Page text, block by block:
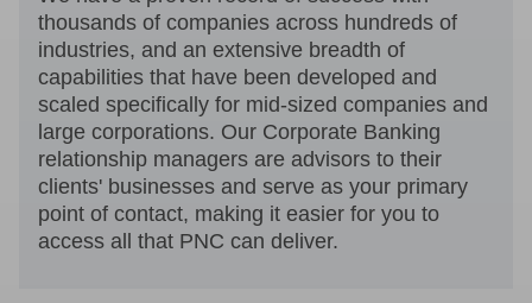
thousands of companies across hundreds of
industries, and an extensive breadth of
capabilities that have been developed and
scaled specifically for mid-sized companies and
large corporations. Our Corporate Banking
relationship managers are advisors to their
clients' businesses and serve as your primary
point of contact, making it easier for you to
access all that PNC can deliver.